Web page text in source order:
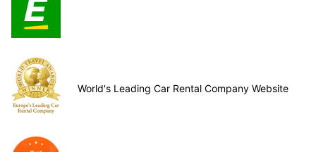
World's Leading Car Rental Company Website